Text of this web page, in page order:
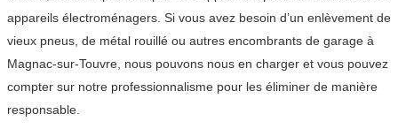
appareils électroménagers. Si vous avez besoin d’un enlèvement de
vieux pneus, de métal rouillé ou autres encombrants de garage à
Magnac-sur-Touvre, nous pouvons nous en charger et vous pouvez
compter sur notre professionnalisme pour les éliminer de manière
responsable.